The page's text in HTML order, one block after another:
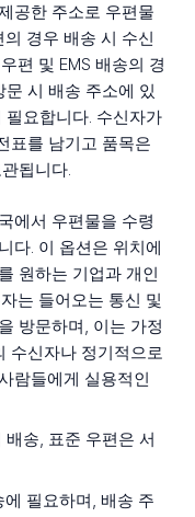
공한 주소로 우편물
경우 배송 시 수신
편 및 EMS 배송의 경
시 배송 주소에 있
요합니다. 수신자가
표를 남기고 품목은
됩니다.
에서 우편물을 수령
다. 이 옵션은 위치에
원하는 기업과 개인
는 들어오는 통신 및
방문하며, 이는 가정
수신자나 정기적으로
람들에게 실용적인
송, 표준 우편은 서
에 필요하며, 배송 주